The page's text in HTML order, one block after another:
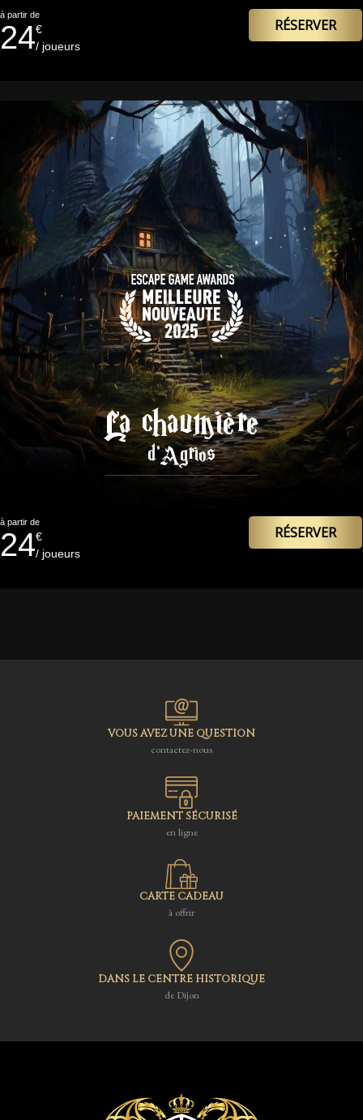
à partir de
24€
/ joueurs
RÉSERVER
La chaumière
d'Agrios
à partir de
24€
/ joueurs
RÉSERVER
VOUS AVEZ UNE QUESTION
contactez-nous
PAIEMENT SÉCURISÉ
en ligne
CARTE CADEAU
à offrir
DANS LE CENTRE HISTORIQUE
de Dijon